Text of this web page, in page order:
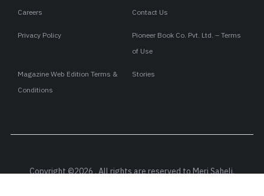
Careers Contact Us
Privacy Policy
Pioneer Book Co. Pvt. Ltd. – Terms
of Use
Magazine Web Edition Terms &
Conditions
Stories
Copyright ©2026 . All rights are reserved to Meri Saheli.